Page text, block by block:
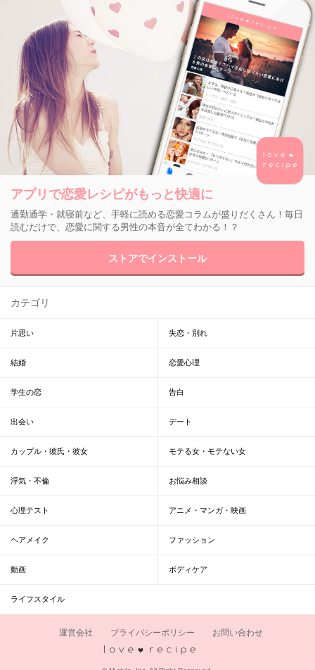
アプリで恋愛レシピがもっと快適に
通勤通学・就寝前など、手軽に読める恋愛コラムが盛りだくさん！毎日
読むだけで、恋愛に関する男性の本音が全てわかる！？
ストアでインストール
カテゴリ
片思い 失恋・別れ
結婚 恋愛心理
学生の恋 告白
出会い デート
カップル・彼氏・彼女 モテる女・モテない女
浮気・不倫 お悩み相談
心理テスト アニメ・マンガ・映画
ヘアメイク ファッション
動画 ボディケア
ライフスタイル
運営会社 プライバシーポリシー お問い合わせ